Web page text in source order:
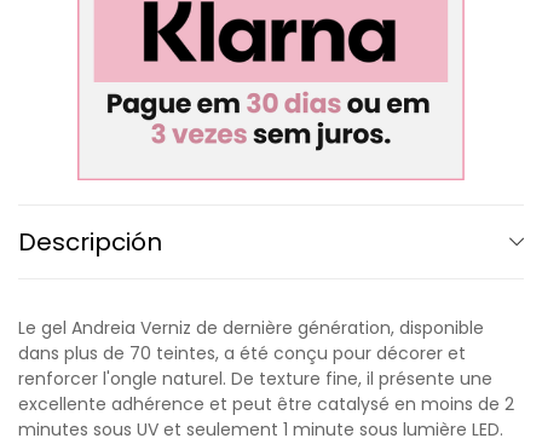
Descripción
Le gel Andreia Verniz de dernière génération, disponible
dans plus de 70 teintes, a été conçu pour décorer et
renforcer l'ongle naturel. De texture fine, il présente une
excellente adhérence et peut être catalysé en moins de 2
minutes sous UV et seulement 1 minute sous lumière LED.